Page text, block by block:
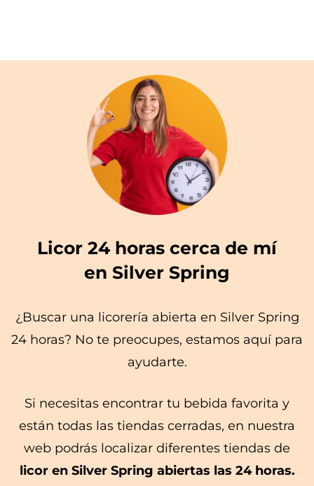
Licor 24 horas cerca de mí
en Silver Spring
¿Buscar una licorería abierta en Silver Spring
24 horas? No te preocupes, estamos aquí para
ayudarte.
Si necesitas encontrar tu bebida favorita y
están todas las tiendas cerradas, en nuestra
web podrás localizar diferentes tiendas de
licor en Silver Spring abiertas las 24 horas.